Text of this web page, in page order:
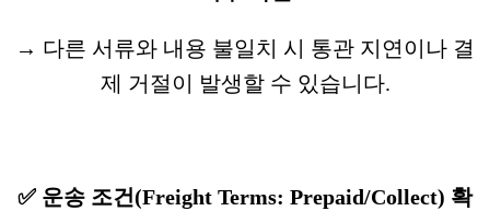
→ 다른 서류와 내용 불일치 시 통관 지연이나 결
제 거절이 발생할 수 있습니다.
✅ 운송 조건(Freight Terms: Prepaid/Collect) 확